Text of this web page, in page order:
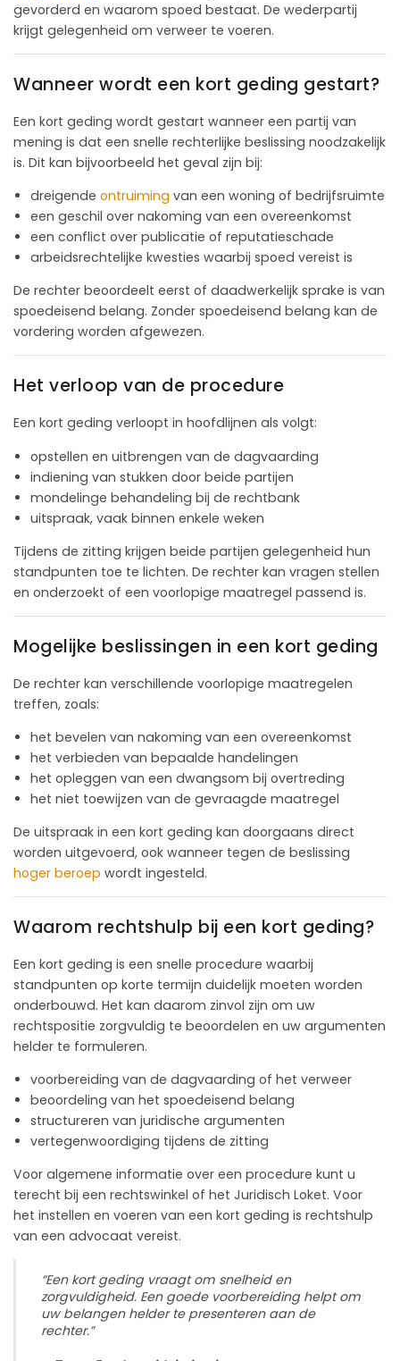
gevorderd en waarom spoed bestaat. De wederpartij
krijgt gelegenheid om verweer te voeren.
Wanneer wordt een kort geding gestart?
Een kort geding wordt gestart wanneer een partij van
mening is dat een snelle rechterlijke beslissing noodzakelijk
is. Dit kan bijvoorbeeld het geval zijn bij:
dreigende ontruiming van een woning of bedrijfsruimte
een geschil over nakoming van een overeenkomst
een conflict over publicatie of reputatieschade
arbeidsrechtelijke kwesties waarbij spoed vereist is
De rechter beoordeelt eerst of daadwerkelijk sprake is van
spoedeisend belang. Zonder spoedeisend belang kan de
vordering worden afgewezen.
Het verloop van de procedure
Een kort geding verloopt in hoofdlijnen als volgt:
opstellen en uitbrengen van de dagvaarding
indiening van stukken door beide partijen
mondelinge behandeling bij de rechtbank
uitspraak, vaak binnen enkele weken
Tijdens de zitting krijgen beide partijen gelegenheid hun
standpunten toe te lichten. De rechter kan vragen stellen
en onderzoekt of een voorlopige maatregel passend is.
Mogelijke beslissingen in een kort geding
De rechter kan verschillende voorlopige maatregelen
treffen, zoals:
het bevelen van nakoming van een overeenkomst
het verbieden van bepaalde handelingen
het opleggen van een dwangsom bij overtreding
het niet toewijzen van de gevraagde maatregel
De uitspraak in een kort geding kan doorgaans direct
worden uitgevoerd, ook wanneer tegen de beslissing
hoger beroep wordt ingesteld.
Waarom rechtshulp bij een kort geding?
Een kort geding is een snelle procedure waarbij
standpunten op korte termijn duidelijk moeten worden
onderbouwd. Het kan daarom zinvol zijn om uw
rechtspositie zorgvuldig te beoordelen en uw argumenten
helder te formuleren.
voorbereiding van de dagvaarding of het verweer
beoordeling van het spoedeisend belang
structureren van juridische argumenten
vertegenwoordiging tijdens de zitting
Voor algemene informatie over een procedure kunt u
terecht bij een rechtswinkel of het Juridisch Loket. Voor
het instellen en voeren van een kort geding is rechtshulp
van een advocaat vereist.
“Een kort geding vraagt om snelheid en
zorgvuldigheid. Een goede voorbereiding helpt om
uw belangen helder te presenteren aan de
rechter.”